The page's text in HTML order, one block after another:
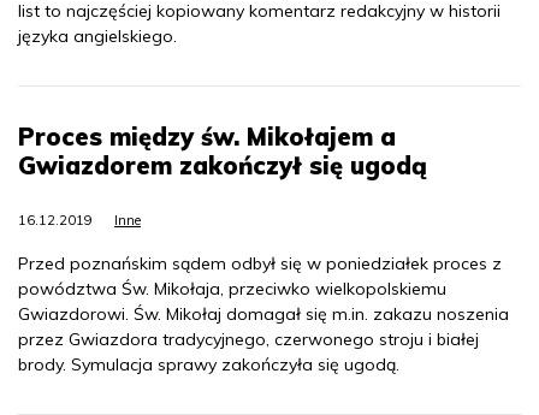
list to najczęściej kopiowany komentarz redakcyjny w historii
języka angielskiego.
Proces między św. Mikołajem a
Gwiazdorem zakończył się ugodą
16.12.2019 Inne
Przed poznańskim sądem odbył się w poniedziałek proces z
powództwa Św. Mikołaja, przeciwko wielkopolskiemu
Gwiazdorowi. Św. Mikołaj domagał się m.in. zakazu noszenia
przez Gwiazdora tradycyjnego, czerwonego stroju i białej
brody. Symulacja sprawy zakończyła się ugodą.